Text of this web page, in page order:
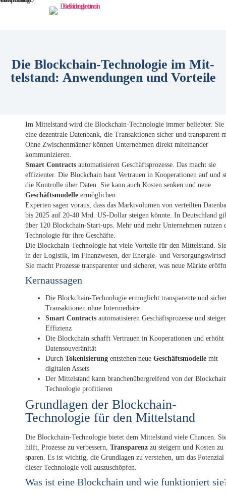
Die Block­chain-Tech­no­lo­gie im Mit­
tel­stand: Anwendungen und Vorteile
Im Mittelstand wird die Blockchain-Technologie immer beliebter. Sie
eine dezentrale Datenbank, die Transaktionen sicher und transparent
Ohne Zwischenmänner können Unternehmen direkt miteinander
kommunizieren.
Smart Contracts automatisieren Geschäftsprozesse. Das macht sie
effizienter. Die Blockchain baut Vertrauen in Kooperationen auf und
die Kontrolle über Daten. Sie kann auch Kosten senken und neue
Geschäftsmodelle ermöglichen.
Experten sagen voraus, dass das Marktvolumen von verteilten
bis 2025 auf 20-40 Mrd. US-Dollar steigen könnte. In Deutschland
über 120 Blockchain-Start-ups. Mehr und mehr Unternehmen nutzen
Technologie für ihre Geschäfte.
Die Blockchain-Technologie hat viele Vorteile für den Mittelstand.
in der Logistik, im Finanzwesen, der Energie- und
Sie macht Prozesse transparenter und sicherer, was neue Märkte
Kernaussagen
Die Blockchain-Technologie ermöglicht transparente und
Transaktionen ohne Intermediäre
Smart Contracts automatisieren Geschäftsprozesse und
Effizienz
Die Blockchain schafft Vertrauen in Kooperationen und erhöht
Datensouveränität
Durch Tokenisierung entstehen neue Geschäftsmodelle mit
digitalen Assets
Der Mittelstand kann branchenübergreifend von der
Technologie profitieren
Grundlagen der Blockchain-
Technologie für den Mittelstand
Die Blockchain-Technologie bietet dem Mittelstand viele Chancen.
hilft, Prozesse zu verbessern, Transparenz zu steigern und Kosten zu
sparen. Es ist wichtig, die Grundlagen zu verstehen, um das Potenzial
dieser Technologie voll auszuschöpfen.
Was ist eine Blockchain und wie funktioniert